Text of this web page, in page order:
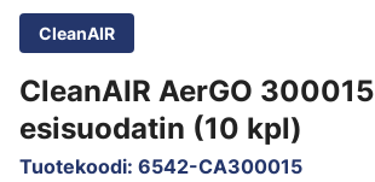
CleanAIR
CleanAIR AerGO 300015
esisuodatin (10 kpl)
Tuotekoodi: 6542-CA300015